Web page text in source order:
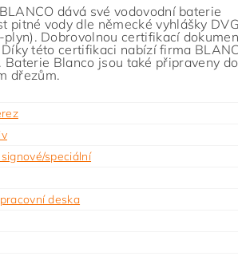
dává své vodovodní baterie
pitné vody dle německé vyhlášky
Dobrovolnou certifikací
této certifikaci nabízí firma
Blanco jsou také připraveny
dřezům.
speciální
deska